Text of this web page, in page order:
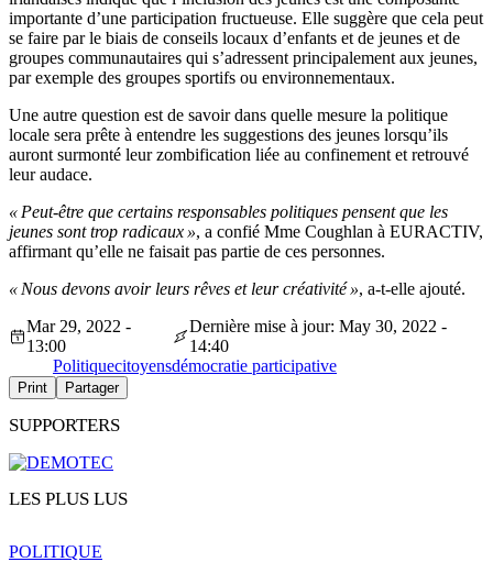
importante d’une participation fructueuse. Elle suggère que cela peut
se faire par le biais de conseils locaux d’enfants et de jeunes et de
groupes communautaires qui s’adressent principalement aux jeunes,
par exemple des groupes sportifs ou environnementaux.
Une autre question est de savoir dans quelle mesure la politique
locale sera prête à entendre les suggestions des jeunes lorsqu’ils
auront surmonté leur zombification liée au confinement et retrouvé
leur audace.
« Peut-être que certains responsables politiques pensent que les
jeunes sont trop radicaux », a confié Mme Coughlan à EURACTIV,
affirmant qu’elle ne faisait pas partie de ces personnes.
« Nous devons avoir leurs rêves et leur créativité », a-t-elle ajouté.
Mar 29, 2022 -
13:00
Dernière mise à jour: May 30, 2022 -
14:40
Politiquecitoyensdémocratie participative
Print Partager
SUPPORTERS
LES PLUS LUS
POLITIQUE